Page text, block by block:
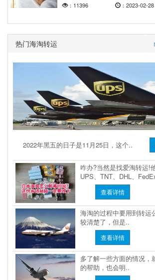
：11396
：2023-02-28
热门海淘转运
2022年黑五的日子是11月25日，这个..
咋办?当然是找爱淘转运!
UPS、TNT、DHL、
查看详情
海淘的过程中要用到转运
较清楚了，但是..
查看详情
多了解一些方面的情况，
的帮助，也会明..